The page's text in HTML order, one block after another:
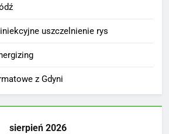
uszczelnienie rys
z Gdyni
sierpień 2026